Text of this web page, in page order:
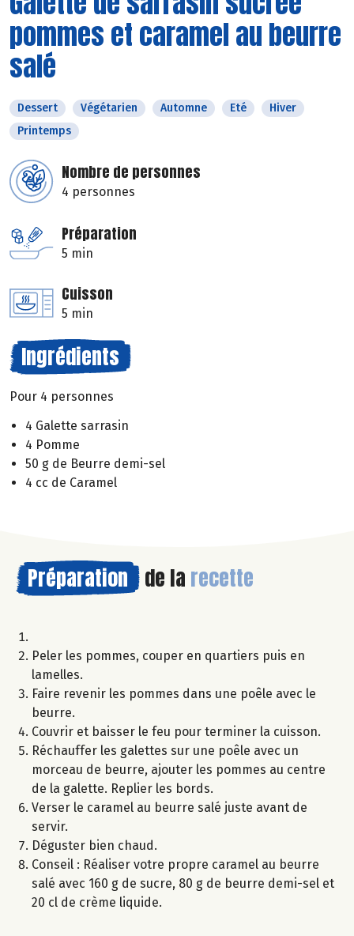
pommes et caramel au beurre
salé
Dessert Végétarien Automne Eté
Hiver
Printemps
Nombre de personnes
4 personnes
Préparation
5 min
Cuisson
5 min
Ingrédients
Pour 4 personnes
4 Galette sarrasin
4 Pomme
50 g de Beurre demi-sel
4 cc de Caramel
Préparation de la recette
Peler les pommes, couper en quartiers puis en
lamelles.
Faire revenir les pommes dans une poêle avec le
beurre.
Couvrir et baisser le feu pour terminer la cuisson.
Réchauffer les galettes sur une poêle avec un
morceau de beurre, ajouter les pommes au centre
de la galette. Replier les bords.
Verser le caramel au beurre salé juste avant de
servir.
Déguster bien chaud.
Conseil : Réaliser votre propre caramel au beurre
salé avec 160 g de sucre, 80 g de beurre demi-sel et
20 cl de crème liquide.